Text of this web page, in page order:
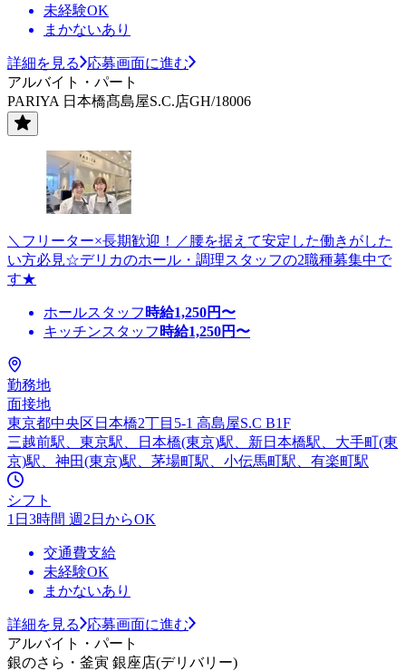
未経験OK
まかないあり
詳細を見る
応募画面に進む
アルバイト・パート
PARIYA 日本橋髙島屋S.C.店GH/18006
＼フリーター×長期歓迎！／腰を据えて安定した働きがした
い方必見☆デリカのホール・調理スタッフの2職種募集中で
す★
ホールスタッフ 時給1,250円〜
キッチンスタッフ 時給1,250円〜
勤務地
面接地
東京都中央区日本橋2丁目5-1 高島屋S.C B1F
三越前駅、東京駅、日本橋(東京)駅、新日本橋駅、大手町(東
京)駅、神田(東京)駅、茅場町駅、小伝馬町駅、有楽町駅
シフト
1日3時間 週2日からOK
交通費支給
未経験OK
まかないあり
詳細を見る
応募画面に進む
アルバイト・パート
銀のさら・釜寅 銀座店(デリバリー)